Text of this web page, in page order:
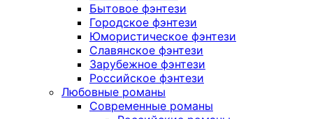
Бытовое фэнтези
Городское фэнтези
Юмористическое фэнтези
Славянское фэнтези
Зарубежное фэнтези
Российское фэнтези
Любовные романы
Современные романы